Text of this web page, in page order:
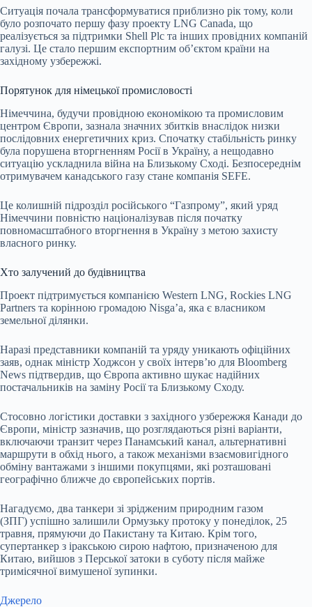
Ситуація почала трансформуватися приблизно рік тому, коли
було розпочато першу фазу проекту LNG Canada, що
реалізується за підтримки Shell Plc та інших провідних компаній
галузі. Це стало першим експортним об’єктом країни на
західному узбережжі.
Порятунок для німецької промисловості
Німеччина, будучи провідною економікою та промисловим
центром Європи, зазнала значних збитків внаслідок низки
послідовних енергетичних криз. Спочатку стабільність ринку
була порушена вторгненням Росії в Україну, а нещодавно
ситуацію ускладнила війна на Близькому Сході. Безпосереднім
отримувачем канадського газу стане компанія SEFE.
Це колишній підрозділ російського “Газпрому”, який уряд
Німеччини повністю націоналізував після початку
повномасштабного вторгнення в Україну з метою захисту
власного ринку.
Хто залучений до будівництва
Проект підтримується компанією Western LNG, Rockies LNG
Partners та корінною громадою Nisga’a, яка є власником
земельної ділянки.
Наразі представники компаній та уряду уникають офіційних
заяв, однак міністр Ходжсон у своїх інтерв’ю для Bloomberg
News підтвердив, що Європа активно шукає надійних
постачальників на заміну Росії та Близькому Сходу.
Стосовно логістики доставки з західного узбережжя Канади до
Європи, міністр зазначив, що розглядаються різні варіанти,
включаючи транзит через Панамський канал, альтернативні
маршрути в обхід нього, а також механізми взаємовигідного
обміну вантажами з іншими покупцями, які розташовані
географічно ближче до європейських портів.
Нагадуємо, два танкери зі зрідженим природним газом
(ЗПГ) успішно залишили Ормузьку протоку у понеділок, 25
травня, прямуючи до Пакистану та Китаю. Крім того,
супертанкер з іракською сирою нафтою, призначеною для
Китаю, вийшов з Перської затоки в суботу після майже
тримісячної вимушеної зупинки.
Джерело